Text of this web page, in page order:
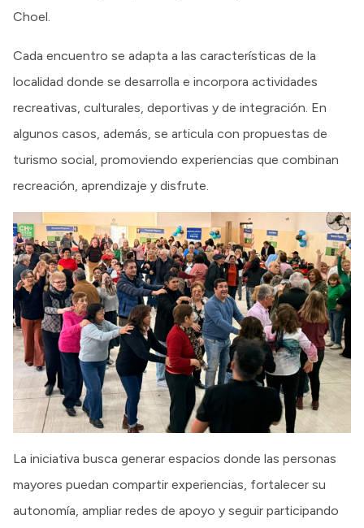
Choel.
Cada encuentro se adapta a las características de la
localidad donde se desarrolla e incorpora actividades
recreativas, culturales, deportivas y de integración. En
algunos casos, además, se articula con propuestas de
turismo social, promoviendo experiencias que combinan
recreación, aprendizaje y disfrute.
La iniciativa busca generar espacios donde las personas
mayores puedan compartir experiencias, fortalecer su
autonomía, ampliar redes de apoyo y seguir participando